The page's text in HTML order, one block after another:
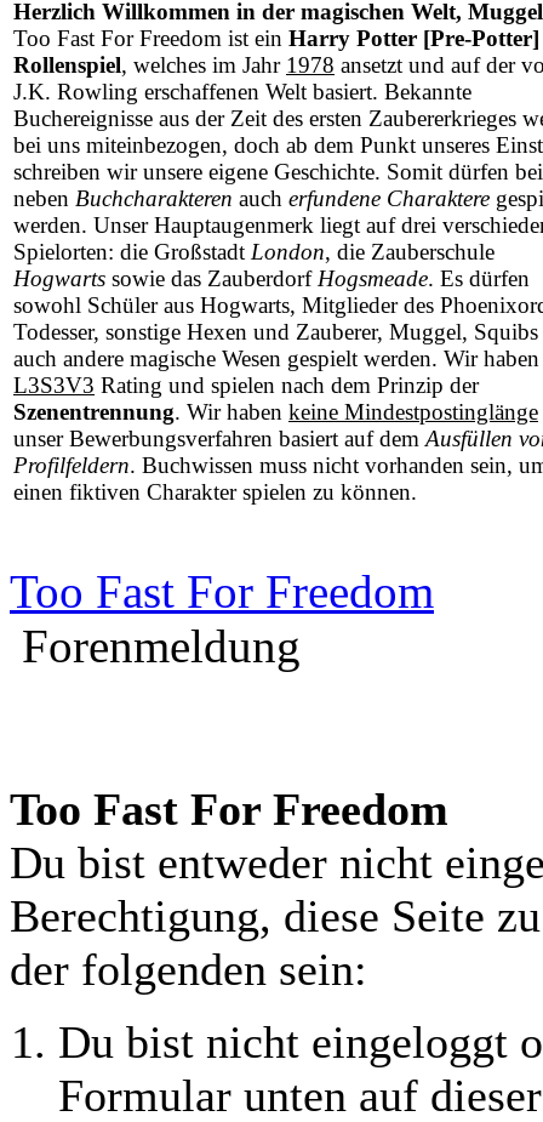
Herzlich Willkommen in der magischen Welt, Muggel
Too Fast For Freedom ist ein Harry Potter [Pre-Potter]
Rollenspiel, welches im Jahr 1978 ansetzt und auf der
J.K. Rowling erschaffenen Welt basiert. Bekannte
Buchereignisse aus der Zeit des ersten Zaubererkrieges
bei uns miteinbezogen, doch ab dem Punkt unseres
schreiben wir unsere eigene Geschichte. Somit dürfen
neben Buchcharakteren auch erfundene Charaktere
werden. Unser Hauptaugenmerk liegt auf drei
Spielorten: die Großstadt London, die Zauberschule
Hogwarts sowie das Zauberdorf Hogsmeade. Es dürfen
sowohl Schüler aus Hogwarts, Mitglieder des
Todesser, sonstige Hexen und Zauberer, Muggel, Squibs
auch andere magische Wesen gespielt werden. Wir
L3S3V3 Rating und spielen nach dem Prinzip der
Szenentrennung. Wir haben keine Mindestpostinglänge
unser Bewerbungsverfahren basiert auf dem Ausfüllen
Profilfeldern. Buchwissen muss nicht vorhanden sein,
einen fiktiven Charakter spielen zu können.
Too Fast For Freedom
Forenmeldung
Too Fast For Freedom
Du bist entweder nicht
Berechtigung, diese Seite
der folgenden sein:
Du bist nicht eingeloggt
Formular unten auf